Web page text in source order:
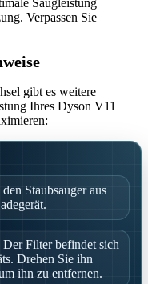
Saugleistung
Verpassen Sie
gibt es weitere
Ihres Dyson V11
Staubsauger aus
Filter befindet sich
Drehen Sie ihn
ihn zu entfernen.